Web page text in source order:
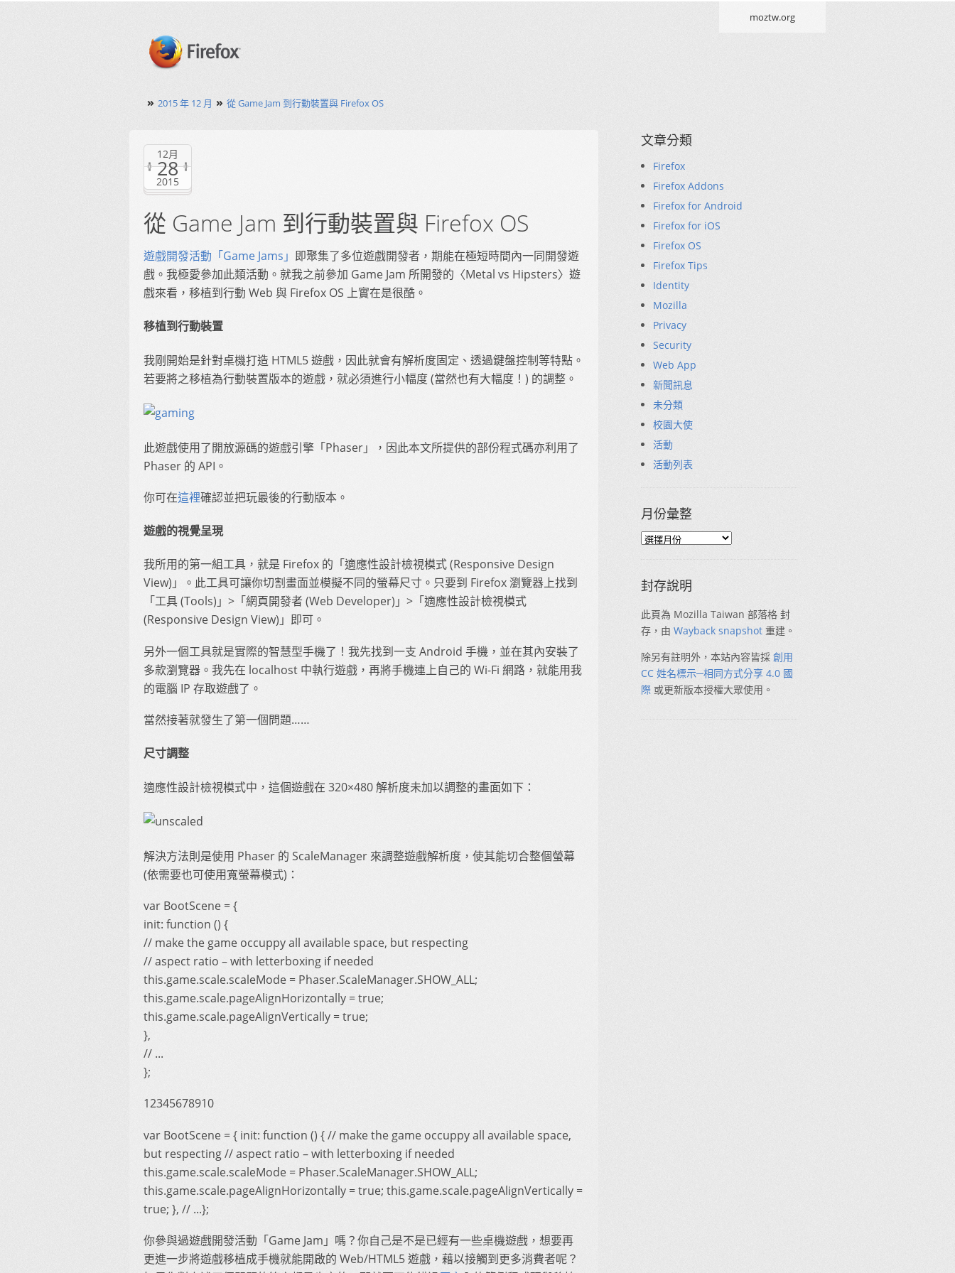
moztw.org
» 2015 年 12 月 » 從 Game Jam 到行動裝置與 Firefox OS
12月
28
2015
從 Game Jam 到行動裝置與 Firefox OS
遊戲開發活動「Game Jams」 即聚集了多位遊戲開發者，期能在極短時間內一同開發遊
戲。我極愛參加此類活動。就我之前參加 Game Jam 所開發的〈Metal vs Hipsters〉遊
戲來看，移植到行動 Web 與 Firefox OS 上實在是很酷。
移植到行動裝置
我剛開始是針對桌機打造 HTML5 遊戲，因此就會有解析度固定、透過鍵盤控制等特點。
若要將之移植為行動裝置版本的遊戲，就必須進行小幅度 (當然也有大幅度！) 的調整。
此遊戲使用了開放源碼的遊戲引擎「Phaser」，因此本文所提供的部份程式碼亦利用了
Phaser 的 API。
你可在這裡確認並把玩最後的行動版本。
遊戲的視覺呈現
我所用的第一組工具，就是 Firefox 的「適應性設計檢視模式 (Responsive Design
View)」。此工具可讓你切割畫面並模擬不同的螢幕尺寸。只要到 Firefox 瀏覽器上找到
「工具 (Tools)」>「網頁開發者 (Web Developer)」>「適應性設計檢視模式
(Responsive Design View)」即可。
另外一個工具就是實際的智慧型手機了！我先找到一支 Android 手機，並在其內安裝了
多款瀏覽器。我先在 localhost 中執行遊戲，再將手機連上自己的 Wi-Fi 網路，就能用我
的電腦 IP 存取遊戲了。
當然接著就發生了第一個問題……
尺寸調整
適應性設計檢視模式中，這個遊戲在 320×480 解析度未加以調整的畫面如下：
解決方法則是使用 Phaser 的 ScaleManager 來調整遊戲解析度，使其能切合整個螢幕
(依需要也可使用寬螢幕模式)：
var BootScene = {
init: function () {
// make the game occuppy all available space, but respecting
// aspect ratio – with letterboxing if needed
this.game.scale.scaleMode = Phaser.ScaleManager.SHOW_ALL;
this.game.scale.pageAlignHorizontally = true;
this.game.scale.pageAlignVertically = true;
},
// ...
};
12345678910
var BootScene = { init: function () { // make the game occuppy all available space,
but respecting // aspect ratio – with letterboxing if needed
this.game.scale.scaleMode = Phaser.ScaleManager.SHOW_ALL;
this.game.scale.pageAlignHorizontally = true; this.game.scale.pageAlignVertically =
true; }, // ...};
你參與過遊戲開發活動「Game Jam」嗎？你自己是不是已經有一些桌機遊戲，想要再
更進一步將遊戲移植成手機就能開啟的 Web/HTML5 遊戲，藉以接觸到更多消費者呢？
文章分類
Firefox
Firefox Addons
Firefox for Android
Firefox for iOS
Firefox OS
Firefox Tips
Identity
Mozilla
Privacy
Security
Web App
新聞訊息
未分類
校園大使
活動
活動列表
月份彙整
封存說明
此頁為 Mozilla Taiwan 部落格 封
存，由 Wayback snapshot 重建。
除另有註明外，本站內容皆採 創用
CC 姓名標示─相同方式分享 4.0 國
際 或更新版本授權大眾使用。